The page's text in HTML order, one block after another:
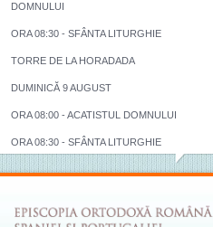
DOMNULUI
ORA 08:30 - SFÂNTA LITURGHIE
TORRE DE LA HORADADA
DUMINICĂ 9 AUGUST
ORA 08:00 - ACATISTUL DOMNULUI
ORA 08:30 - SFÂNTA LITURGHIE